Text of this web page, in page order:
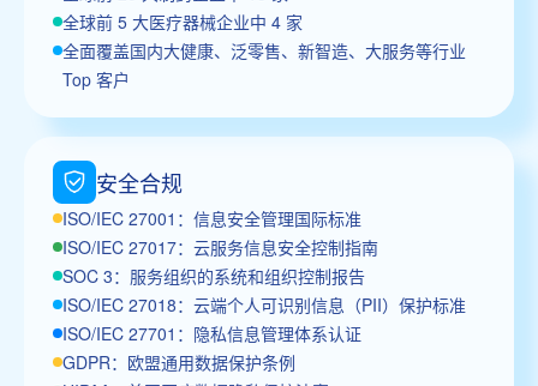
全球前 5 大医疗器械企业中 4 家
全面覆盖国内大健康、泛零售、新智造、大服务等行业
Top 客户
安全合规
ISO/IEC 27001：信息安全管理国际标准
ISO/IEC 27017：云服务信息安全控制指南
SOC 3：服务组织的系统和组织控制报告
ISO/IEC 27018：云端个人可识别信息（PII）保护标准
ISO/IEC 27701：隐私信息管理体系认证
GDPR：欧盟通用数据保护条例